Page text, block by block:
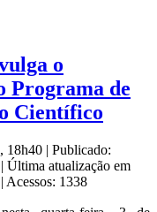
o
Programa de
Científico
18h40 | Publicado:
| Última atualização em
| Acessos: 1338